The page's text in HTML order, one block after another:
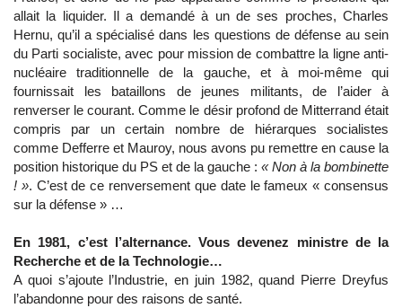
allait la liquider. Il a demandé à un de ses proches, Charles
Hernu, qu’il a spécialisé dans les questions de défense au sein
du Parti socialiste, avec pour mission de combattre la ligne anti-
nucléaire traditionnelle de la gauche, et à moi-même qui
fournissait les bataillons de jeunes militants, de l’aider à
renverser le courant. Comme le désir profond de Mitterrand était
compris par un certain nombre de hiérarques socialistes
comme Defferre et Mauroy, nous avons pu remettre en cause la
position historique du PS et de la gauche : « Non à la bombinette
! ». C’est de ce renversement que date le fameux « consensus
sur la défense » …
En 1981, c’est l’alternance. Vous devenez ministre de la
Recherche et de la Technologie…
A quoi s’ajoute l’Industrie, en juin 1982, quand Pierre Dreyfus
l’abandonne pour des raisons de santé.